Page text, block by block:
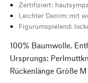
Zertifiziert:
Leichter Denim: mit
Figurumspielend:
100% Baumwolle.
Ursprungs:
Rückenlänge Größe